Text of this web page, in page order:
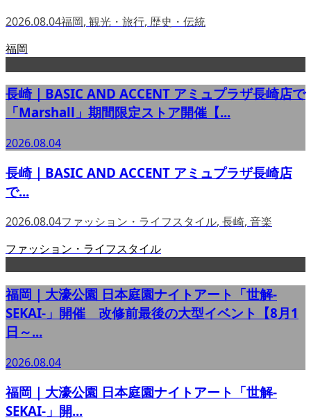
2026.08.04福岡, 観光・旅行, 歴史・伝統
福岡
長崎｜BASIC AND ACCENT アミュプラザ長崎店で
「Marshall」期間限定ストア開催【...
2026.08.04
長崎｜BASIC AND ACCENT アミュプラザ長崎店
で...
2026.08.04ファッション・ライフスタイル, 長崎, 音楽
ファッション・ライフスタイル
福岡｜大濠公園 日本庭園ナイトアート「世解-
SEKAI-」開催 改修前最後の大型イベント【8月1
日～...
2026.08.04
福岡｜大濠公園 日本庭園ナイトアート「世解-
SEKAI-」開...